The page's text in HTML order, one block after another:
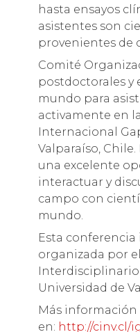
hasta ensayos
asistentes son
provenientes de
Comité
postdoctorales y
mundo para
activamente en
Internacional
Valparaíso,
una excelente
interactuar y
campo con
mundo.
Esta
organizada por
Interdisciplinario
Universidad de
Más información
en: http://cinv.cl/